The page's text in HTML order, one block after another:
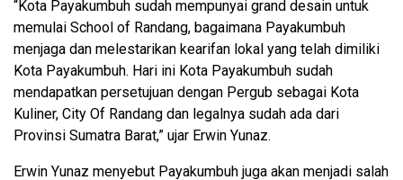
“Kota Payakumbuh sudah mempunyai grand desain untuk
memulai School of Randang, bagaimana Payakumbuh
menjaga dan melestarikan kearifan lokal yang telah dimiliki
Kota Payakumbuh. Hari ini Kota Payakumbuh sudah
mendapatkan persetujuan dengan Pergub sebagai Kota
Kuliner, City Of Randang dan legalnya sudah ada dari
Provinsi Sumatra Barat,” ujar Erwin Yunaz.
Erwin Yunaz menyebut Payakumbuh juga akan menjadi salah